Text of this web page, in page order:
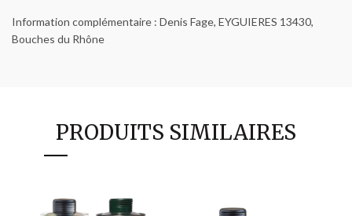
Information complémentaire : Denis Fage, EYGUIERES 13430,
Bouches du Rhône
PRODUITS SIMILAIRES